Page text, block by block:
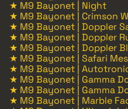
★ M9 Bayonet | Night
★ M9 Bayonet | Crimson
★ M9 Bayonet | Doppler
★ M9 Bayonet | Doppler
★ M9 Bayonet | Doppler
★ M9 Bayonet | Safari
★ M9 Bayonet |
★ M9 Bayonet | Gamma
★ M9 Bayonet | Gamma
★ M9 Bayonet | Marble